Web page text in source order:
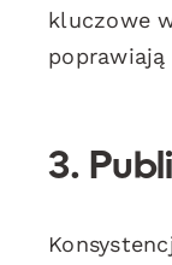
kluczowe
poprawiają
3.